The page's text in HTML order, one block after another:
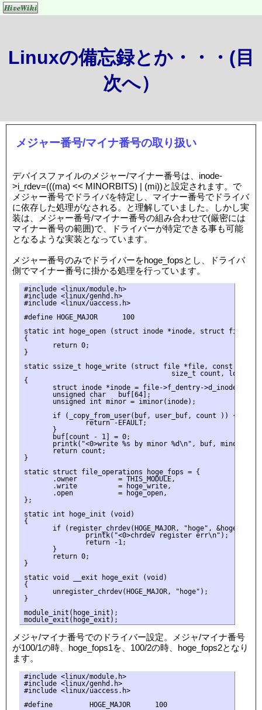
Linuxの備忘録とか・・・(目
次へ）
メジャー番号/マイナ番号の取り扱い
デバイスファイルのメジャー/マイナー番号は、inode-
>i_rdev=(((ma) << MINORBITS) | (mi))と設定されます。で
メジャー番号でドライバを特定し、マイナー番号でドライバ
に依存した処理がなされる。と理解していました。しかし実
装は、メジャー番号/マイナー番号の組み合わせで(厳密には
マイナー番号の範囲)で、ドライバーが特定できる事も可能
となるような実装となっています。
メジャー番号のみでドライバーをhoge_fopsとし、ドライバ
側でマイナー番号に掛かる処理を行っています。
#include <linux/module.h>
#include <linux/genhd.h>
#include <linux/uaccess.h>
#define HOGE_MAJOR      100
static int hoge_open (struct inode *inode, struct file
{
       return 0;
}
static ssize_t hoge_write (struct file *file, const char
size_t count, loff_t
{
       struct inode *inode = file->f_dentry->d_inode;
       unsigned char   buf[64];
       unsigned int minor = iminor(inode);
       if (_copy_from_user(buf, user_buf, count )) {
               return -EFAULT;
       }
       buf[count - 1] = 0;
       printk("<0>write %s by minor %d\n", buf, minor);
       return count;
}
static struct file_operations hoge_fops = {
       .owner          = THIS_MODULE,
       .write          = hoge_write,
       .open           = hoge_open,
};
static int hoge_init (void)
{
if (register_chrdev(HOGE_MAJOR, "hoge",
               printk("<0>chrdev register err\n");
               return -1;
       }
       return 0;
}
static void __exit hoge_exit (void)
{
       unregister_chrdev(HOGE_MAJOR, "hoge");
}
module_init(hoge_init);
メジャ/マイナ番号でのドライバー設定。メジャ/マイナ番号
が100/1の時、hoge_fops1を、100/2の時、hoge_fops2となり
ます。
#include <linux/module.h>
#include <linux/genhd.h>
#include <linux/uaccess.h>
#define         HOGE_MAJOR      100